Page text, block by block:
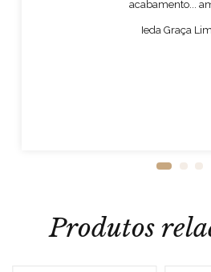
acabamento...
Ieda Graça
Produtos